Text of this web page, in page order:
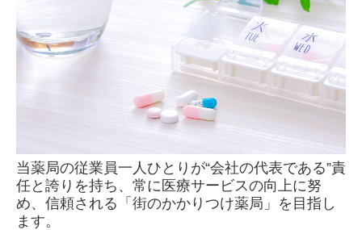
当薬局の従業員一人ひとりが“会社の代表である”責
任と誇りを持ち、常に医療サービスの向上に努
め、信頼される「街のかかりつけ薬局」を目指し
ます。